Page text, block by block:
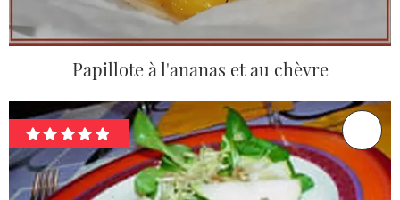
Papillote à l'ananas et au chèvre